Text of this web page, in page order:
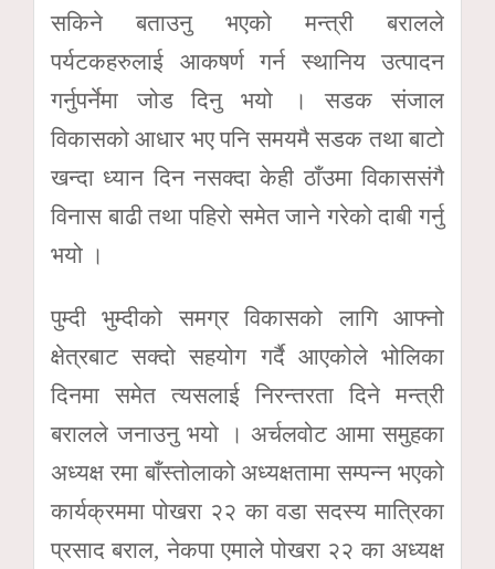
सकिने बताउनु भएको मन्त्री बरालले
पर्यटकहरुलाई आकषर्ण गर्न स्थानिय उत्पादन
गर्नुपर्नेमा जोड दिनु भयो । सडक संजाल
विकासको आधार भए पनि समयमै सडक तथा बाटो
खन्दा ध्यान दिन नसक्दा केही ठाँउमा विकाससंगै
विनास बाढी तथा पहिरो समेत जाने गरेको दाबी गर्नु
भयो ।
पुम्दी भुम्दीको समग्र विकासको लागि आफ्नो
क्षेत्रबाट सक्दो सहयोग गर्दै आएकोले भोलिका
दिनमा समेत त्यसलाई निरन्तरता दिने मन्त्री
बरालले जनाउनु भयो । अर्चलवोट आमा समुहका
अध्यक्ष रमा बाँस्तोलाको अध्यक्षतामा सम्पन्न भएको
कार्यक्रममा पोखरा २२ का वडा सदस्य मात्रिका
प्रसाद बराल, नेकपा एमाले पोखरा २२ का अध्यक्ष